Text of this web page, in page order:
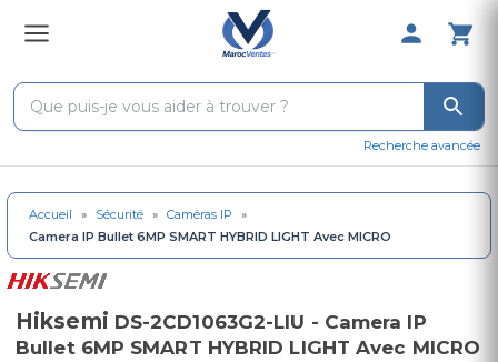
0 Produit
Recherche avancée
Accueil » Sécurité » Caméras IP
»
Camera IP Bullet 6MP SMART HYBRID LIGHT Avec MICRO
Hiksemi DS-2CD1063G2-LIU - Camera IP
Bullet 6MP SMART HYBRID LIGHT Avec MICRO